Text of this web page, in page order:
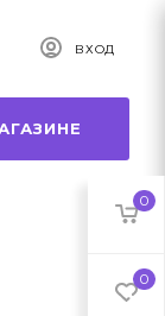
ВХОД
0
0